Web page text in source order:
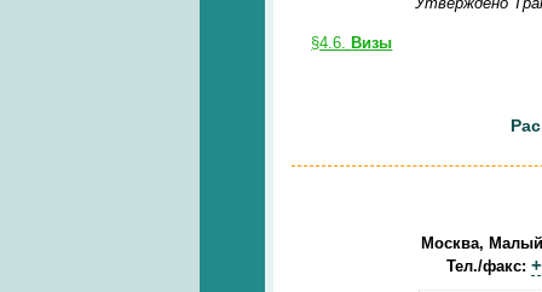
§4.6.Визы
Москва, Малый
Тел./факс: